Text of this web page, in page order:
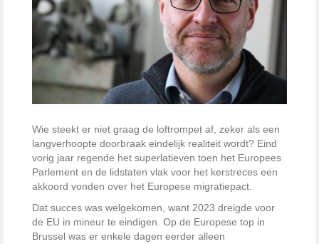
Wie steekt er niet graag de loftrompet af, zeker als een
langverhoopte doorbraak eindelijk realiteit wordt? Eind
vorig jaar regende het superlatieven toen het Europees
Parlement en de lidstaten vlak voor het kerstreces een
akkoord vonden over het Europese migratiepact.
Dat succes was welgekomen, want 2023 dreigde voor
de EU in mineur te eindigen. Op de Euro­pese top in
Brussel was er enkele dagen eerder alleen